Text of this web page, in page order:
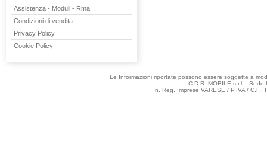
Assistenza - Moduli - Rma
Condizioni di vendita
Privacy Policy
Cookie Policy
Le Informazioni riportate possono essere soggette a
C.D.R. MOBILE s.r.l. -
n. Reg. Imprese VARESE / P.IVA /